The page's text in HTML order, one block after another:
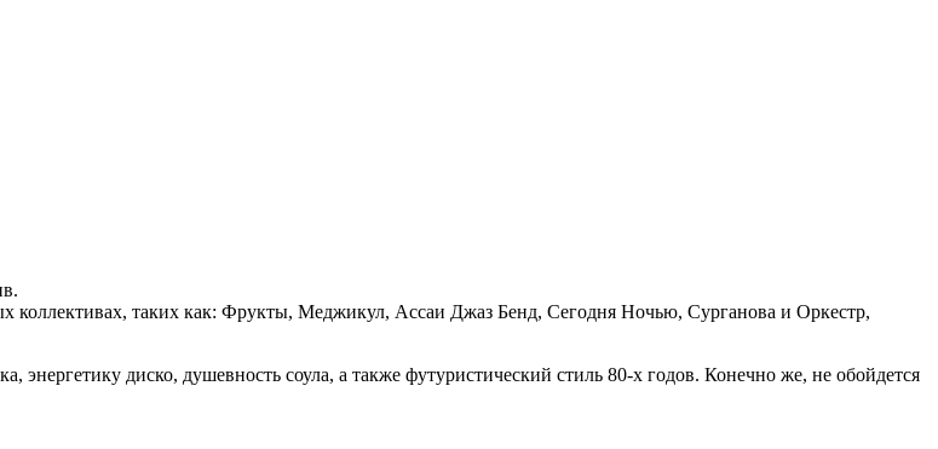
таких как: Фрукты, Меджикул, Ассаи Джаз Бенд, Сегодня Ночью, Сурганова и Оркестр,
диско, душевность соула, а также футуристический стиль 80-х годов. Конечно же, не обойдется